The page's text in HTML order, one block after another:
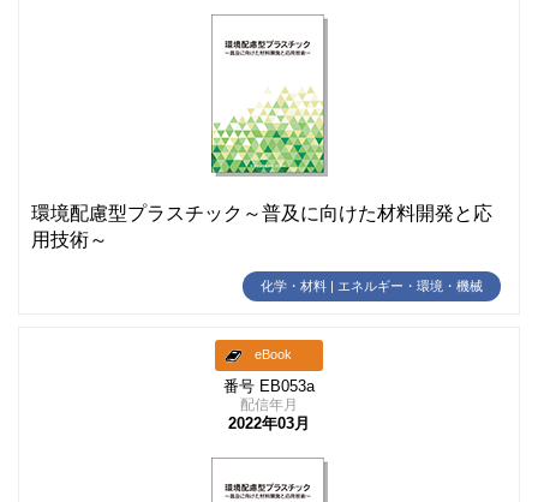
環境配慮型プラスチック～普及に向けた材料開発と応
用技術～
化学・材料 | エネルギー・環境・機械
eBook
番号 EB053a
配信年月
2022年03月